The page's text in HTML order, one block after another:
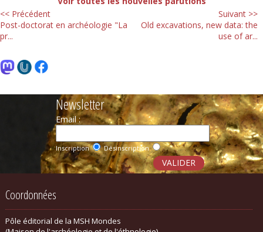
<< Précédent
Post-doctorat en archéologie "La
pr...
Suivant >>
Old excavations, new data: the
use of ar...
Newsletter
Email :
Inscription Désinscription
Coordonnées
Pôle éditorial de la MSH Mondes